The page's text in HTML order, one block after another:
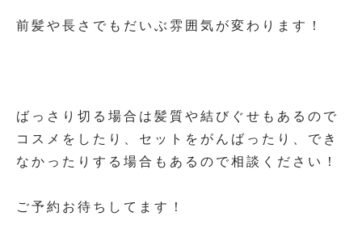
前髪や長さでもだいぶ雰囲気が変わります！
ばっさり切る場合は髪質や結びぐせもあるので
コスメをしたり、セットをがんばったり、でき
なかったりする場合もあるので相談ください！
ご予約お待ちしてます！